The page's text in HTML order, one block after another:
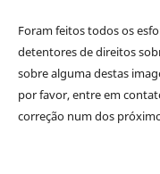
Foram feitos todos os
detentores de direitos
sobre alguma destas
por favor, entre em
correção num dos